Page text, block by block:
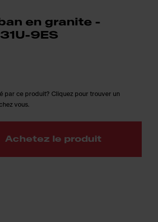
en granite -
9ES
par ce produit? Cliquez pour trouver un
vous.
Achetez le produit